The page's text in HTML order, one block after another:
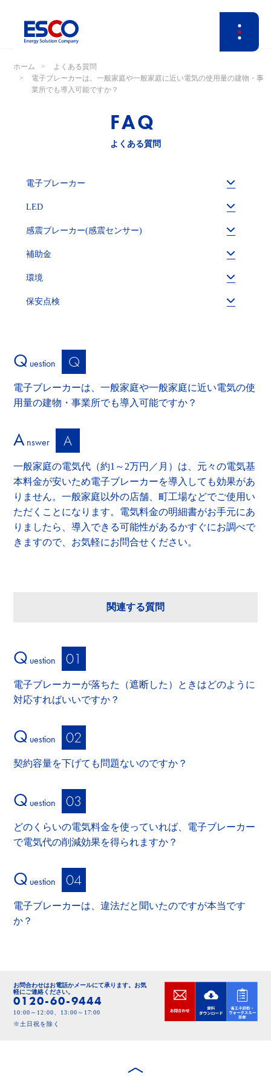
ホーム
よくある質問
電子ブレーカーは、一般家庭や一般家庭に近い電気の使用量の建物・事
業所でも導入可能ですか？
FAQ
よくある質問
電子ブレーカー
LED
感震ブレーカー(感震センサー)
補助金
環境
保安点検
Q uestion Q
電子ブレーカーは、一般家庭や一般家庭に近い電気の使
用量の建物・事業所でも導入可能ですか？
Answer A
一般家庭の電気代（約1～2万円／月）は、元々の電気基
本料金が安いため電子ブレーカーを導入しても効果があ
りません。一般家庭以外の店舗、町工場などでご使用い
ただくことになります。電気料金の明細書がお手元にあ
りましたら、導入できる可能性があるかすぐにお調べで
きますので、お気軽にお問合せください。
関連する質問
Q uestion
電子ブレーカーが落ちた（遮断した）ときはどのように
対応すればいいですか？
Q uestion
契約容量を下げても問題ないのですか？
Q uestion
どのくらいの電気料金を使っていれば、電子ブレーカー
で電気代の削減効果を得られますか？
Q uestion
電子ブレーカーは、違法だと聞いたのですが本当です
か？
お問合わせはお電話かメールにて承ります。 お気
軽にご連絡ください。
0120-60-9444
10:00～12:00、13:00～17:00
※土日祝を除く